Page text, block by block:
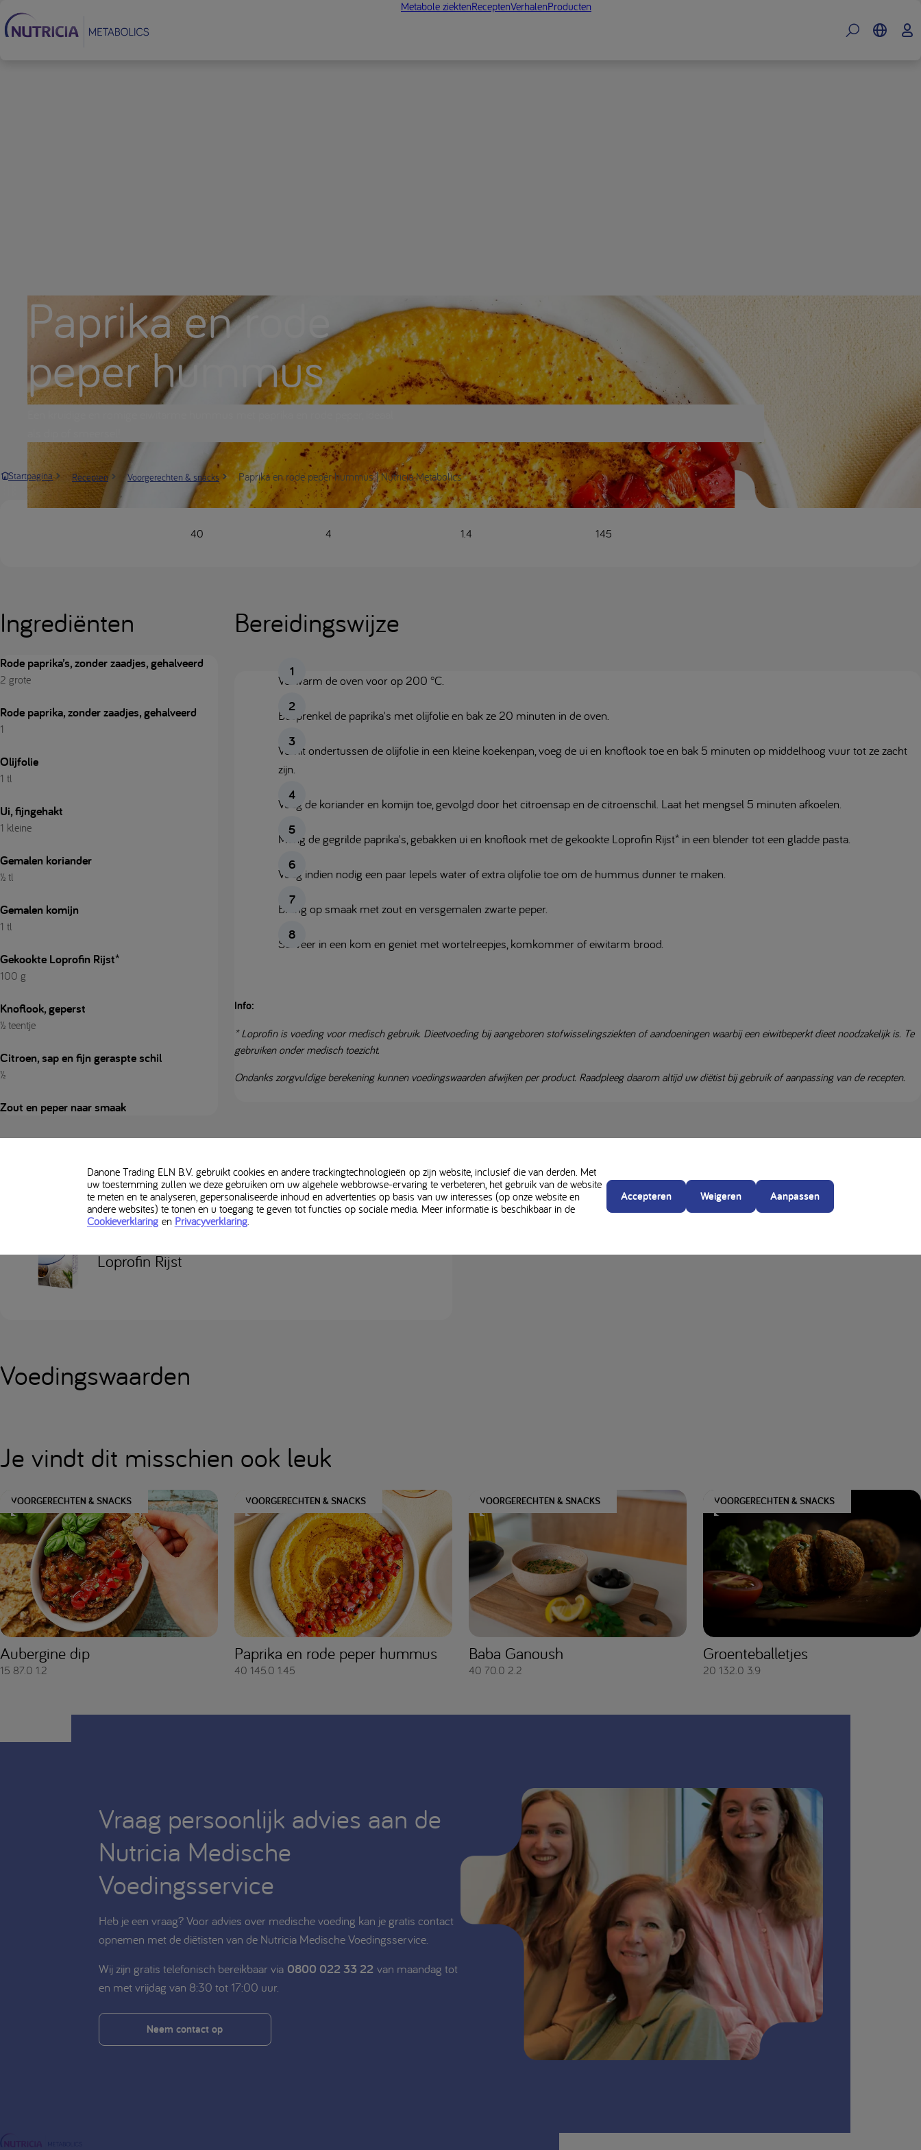
Metabole ziektenReceptenVerhalenProducten
Paprika en rode
peper hummus
Startpagina Recepten Voorgerechten & snacks Paprika en rode peper hummus | Nutricia Metabolics
40 4 1.4 145
Ingrediënten
Rode paprika’s, zonder zaadjes, gehalveerd
2 grote
Rode paprika, zonder zaadjes, gehalveerd
1
Olijfolie
1 tl
Ui, fijngehakt
1 kleine
Gemalen koriander
½ tl
Gemalen komijn
1 tl
Gekookte Loprofin Rijst*
100 g
Knoflook, geperst
½ teentje
Citroen, sap en fijn geraspte schil
½
Zout en peper naar smaak
Bereidingswijze
Verwarm de oven voor op 200 °C.
Besprenkel de paprika's met olijfolie en bak ze 20 minuten in de oven.
Verhit ondertussen de olijfolie in een kleine koekenpan, voeg de ui en knoflook toe en bak 5 minuten op middelhoog vuur tot ze zacht
zijn.
Voeg de koriander en komijn toe, gevolgd door het citroensap en de citroenschil. Laat het mengsel 5 minuten afkoelen.
Meng de gegrilde paprika's, gebakken ui en knoflook met de gekookte Loprofin Rijst* in een blender tot een gladde pasta.
Voeg indien nodig een paar lepels water of extra olijfolie toe om de hummus dunner te maken.
Breng op smaak met zout en versgemalen zwarte peper.
Serveer in een kom en geniet met wortelreepjes, komkommer of eiwitarm brood.
Info:
* Loprofin is voeding voor medisch gebruik. Dieetvoeding bij aangeboren stofwisselingsziekten of aandoeningen waarbij een eiwitbeperkt dieet noodzakelijk is. Te
gebruiken onder medisch toezicht.
Ondanks zorgvuldige berekening kunnen voedingswaarden afwijken per product. Raadpleeg daarom altijd uw diëtist bij gebruik of aanpassing van de recepten.
Gebruikt in dit recept
Loprofin Rijst
Voedingswaarden
Je vindt dit misschien ook leuk
VOORGERECHTEN & SNACKS
Aubergine dip
15 87.0 1.2
VOORGERECHTEN & SNACKS
Paprika en rode peper hummus
40 145.0 1.45
VOORGERECHTEN & SNACKS
Baba Ganoush
40 70.0 2.2
VOORGERECHTEN & SNACKS
Groenteballetjes
20 132.0 3.9
Vraag persoonlijk advies aan de
Nutricia Medische
Voedingsservice
Heb je een vraag? Voor advies over medische voeding kan je gratis contact
opnemen met de diëtisten van de Nutricia Medische Voedingsservice.
Wij zijn gratis telefonisch bereikbaar via 0800 022 33 22 van maandag tot
en met vrijdag van 8:30 tot 17:00 uur.
Neem contact op
Danone Trading ELN B.V. gebruikt cookies en andere trackingtechnologieën op zijn website, inclusief die van derden. Met
uw toestemming zullen we deze gebruiken om uw algehele webbrowse-ervaring te verbeteren, het gebruik van de website
te meten en te analyseren, gepersonaliseerde inhoud en advertenties op basis van uw interesses (op onze website en
andere websites) te tonen en u toegang te geven tot functies op sociale media. Meer informatie is beschikbaar in de
Cookieverklaringen Privacyverklaring.
Accepteren Weigeren Aanpassen